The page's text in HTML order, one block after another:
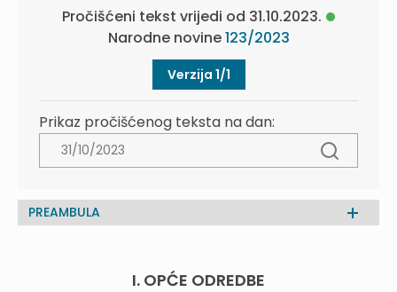
Pročišćeni tekst vrijedi od 31.10.2023.
Narodne novine123/2023
Verzija 1/1
Prikaz pročišćenog teksta na dan:
PREAMBULA
I. OPĆE ODREDBE